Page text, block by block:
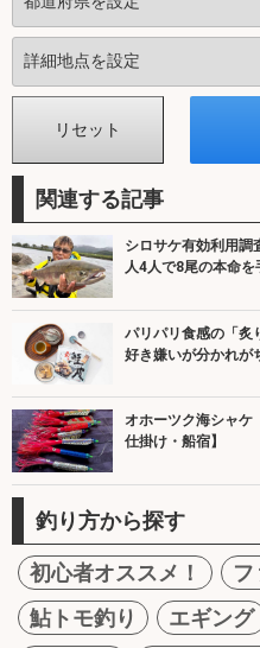
関連する記事
シロサケ有効利用調
人4人で8尾の本命を
パリパリ食感の「
好き嫌いが分かれが
オホーツク海シャ
仕掛け・船宿】
釣り方から探す
初心者オススメ！
鮎トモ釣り
エギング